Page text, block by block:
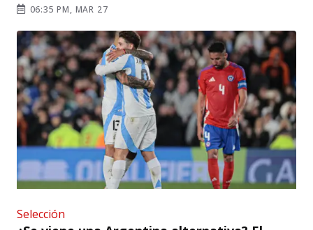
06:35 PM, MAR 27
Selección